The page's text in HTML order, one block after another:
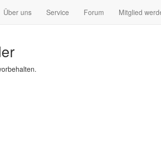
Über uns Service Forum Mitglied